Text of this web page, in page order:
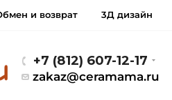
и возврат 3Д дизайн
+7 (812) 607-12-17
zakaz@ceramama.ru